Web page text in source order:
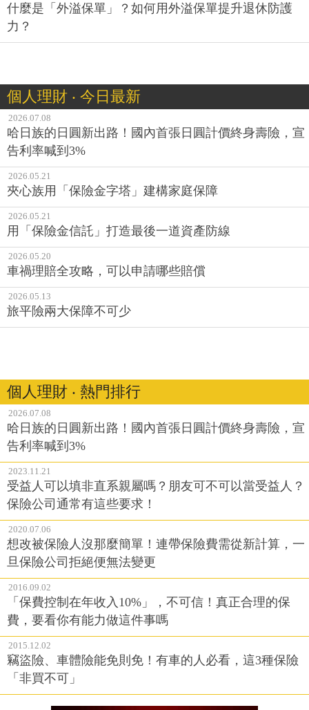
什麼是「外溢保單」？如何用外溢保單提升退休防護
力？
個人理財 ‧ 今日最新
2026.07.08
哈日族的日圓新出路！國內首張日圓計價終身壽險，宣
告利率喊到3%
2026.05.21
夾心族用「保險金字塔」建構家庭保障
2026.05.21
用「保險金信託」打造最後一道資產防線
2026.05.20
車禍理賠全攻略，可以申請哪些賠償
2026.05.13
旅平險兩大保障不可少
個人理財 ‧ 熱門排行
2026.07.08
哈日族的日圓新出路！國內首張日圓計價終身壽險，宣
告利率喊到3%
2023.11.21
受益人可以填非直系親屬嗎？朋友可不可以當受益人？
保險公司通常有這些要求！
2020.07.06
想改被保險人沒那麼簡單！連帶保險費需從新計算，一
旦保險公司拒絕便無法變更
2016.09.02
「保費控制在年收入10%」，不可信！真正合理的保
費，要看你有能力做這件事嗎
2015.12.02
竊盜險、車體險能免則免！有車的人必看，這3種保險
「非買不可」